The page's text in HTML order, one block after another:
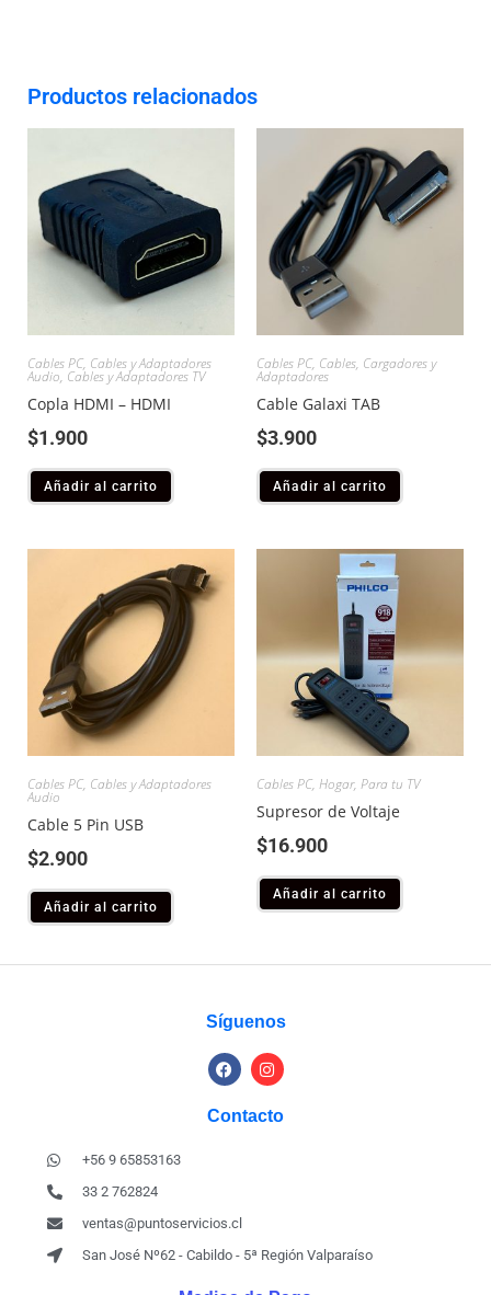
Productos relacionados
Cables PC, Cables y Adaptadores
Audio, Cables y Adaptadores TV
Copla HDMI – HDMI
$1.900
Añadir al carrito
Cables PC, Cables, Cargadores y
Adaptadores
Cable Galaxi TAB
$3.900
Añadir al carrito
Cables PC, Cables y Adaptadores
Audio
Cable 5 Pin USB
$2.900
Añadir al carrito
Cables PC, Hogar, Para tu TV
Supresor de Voltaje
$16.900
Añadir al carrito
Síguenos
Contacto
+56 9 65853163
33 2 762824
ventas@puntoservicios.cl
San José Nº62 - Cabildo - 5ª Región Valparaíso